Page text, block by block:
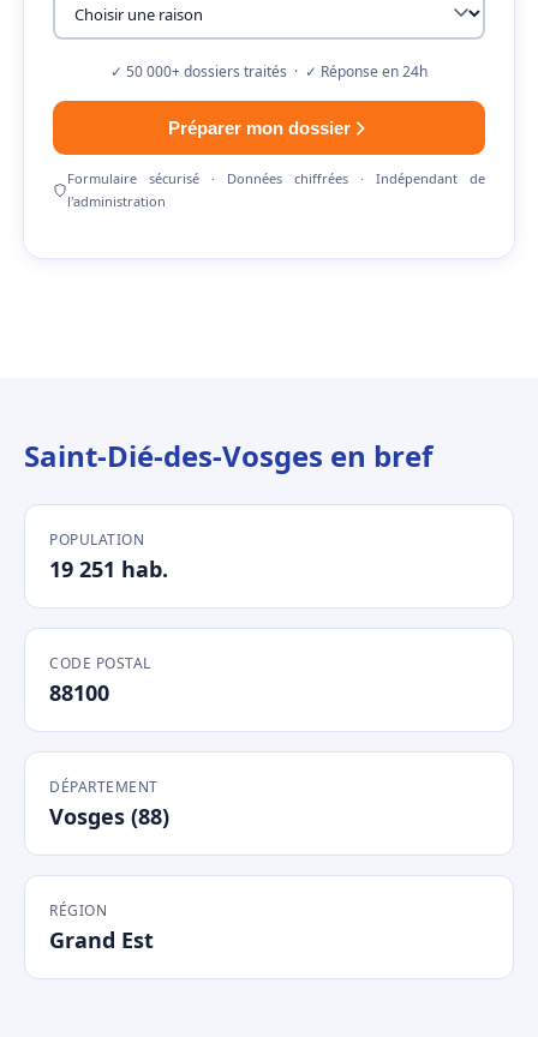
✓ 50 000+ dossiers traités · ✓ Réponse en 24h
Préparer mon dossier
Formulaire sécurisé · Données chiffrées · Indépendant de
l'administration
Saint-Dié-des-Vosges en bref
POPULATION
19 251 hab.
CODE POSTAL
88100
DÉPARTEMENT
Vosges (88)
RÉGION
Grand Est